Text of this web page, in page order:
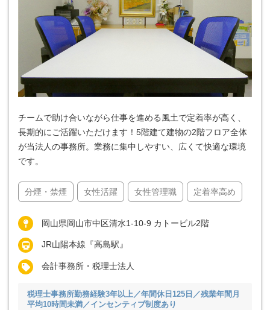
チームで助け合いながら仕事を進める風土で定着率が高く、
長期的にご活躍いただけます！5階建て建物の2階フロア全体
が当法人の事務所。業務に集中しやすい、広くて快適な環境
です。
分煙・禁煙 女性活躍 女性管理職 定着率高め
岡山県岡山市中区清水1-10-9 カトービル2階
JR山陽本線『高島駅』
会計事務所・税理士法人
税理士事務所勤務経験3年以上／年間休日125日／残業年間月
平均10時間未満／インセンティブ制度あり